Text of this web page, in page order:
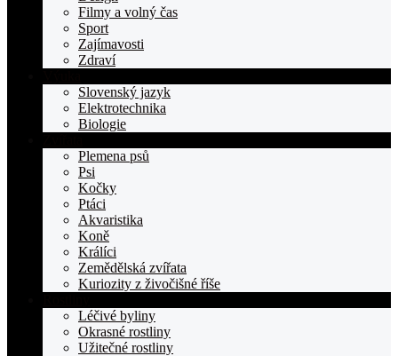
Filmy a volný čas
Sport
Zajímavosti
Zdraví
Slovenský jazyk
Elektrotechnika
Biologie
Plemena psů
Psi
Kočky
Ptáci
Akvaristika
Koně
Králíci
Zemědělská zvířata
Kuriozity z živočišné říše
Léčivé byliny
Okrasné rostliny
Užitečné rostliny